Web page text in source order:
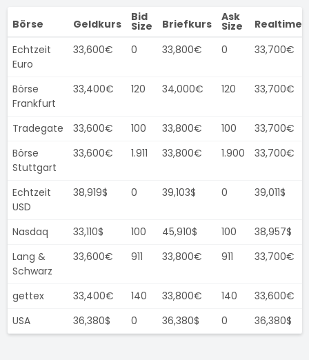
Börse Geldkurs
Bid
Size Briefkurs
Ask
Size
Echtzeit
Euro
33,600€ 0 33,800€ 0 33,700€
Börse
Frankfurt
33,400€ 120 34,000€ 120 33,700€
Tradegate 33,600€ 100 33,800€ 100
33,700€
Börse
Stuttgart
33,600€ 1.911 33,800€ 1.900 33,700€
Echtzeit
USD
38,919$ 0 39,103$ 0 39,011$
Nasdaq 33,110$ 100 45,910$ 100
38,957$
Lang &
Schwarz
33,600€ 911 33,800€ 911 33,700€
gettex 33,400€ 140 33,800€ 140
33,600€
USA
36,380$ 0 36,380$ 0 36,380$